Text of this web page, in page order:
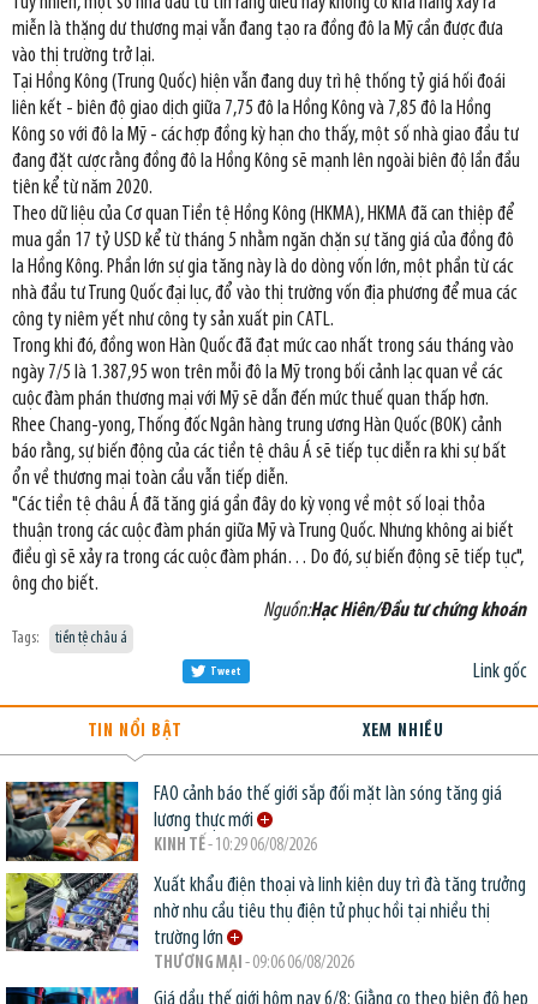
miễn là thặng dư thương mại vẫn đang tạo ra đồng đô la Mỹ cần được đưa
vào thị trường trở lại.
Tại Hồng Kông (Trung Quốc) hiện vẫn đang duy trì hệ thống tỷ giá hối đoái
liên kết - biên độ giao dịch giữa 7,75 đô la Hồng Kông và 7,85 đô la Hồng
Kông so với đô la Mỹ - các hợp đồng kỳ hạn cho thấy, một số nhà giao đầu tư
đang đặt cược rằng đồng đô la Hồng Kông sẽ mạnh lên ngoài biên độ lần đầu
tiên kể từ năm 2020.
Theo dữ liệu của Cơ quan Tiền tệ Hồng Kông (HKMA), HKMA đã can thiệp để
mua gần 17 tỷ USD kể từ tháng 5 nhằm ngăn chặn sự tăng giá của đồng đô
la Hồng Kông. Phần lớn sự gia tăng này là do dòng vốn lớn, một phần từ các
nhà đầu tư Trung Quốc đại lục, đổ vào thị trường vốn địa phương để mua các
công ty niêm yết như công ty sản xuất pin CATL.
Trong khi đó, đồng won Hàn Quốc đã đạt mức cao nhất trong sáu tháng vào
ngày 7/5 là 1.387,95 won trên mỗi đô la Mỹ trong bối cảnh lạc quan về các
cuộc đàm phán thương mại với Mỹ sẽ dẫn đến mức thuế quan thấp hơn.
Rhee Chang-yong, Thống đốc Ngân hàng trung ương Hàn Quốc (BOK) cảnh
báo rằng, sự biến động của các tiền tệ châu Á sẽ tiếp tục diễn ra khi sự bất
ổn về thương mại toàn cầu vẫn tiếp diễn.
"Các tiền tệ châu Á đã tăng giá gần đây do kỳ vọng về một số loại thỏa
thuận trong các cuộc đàm phán giữa Mỹ và Trung Quốc. Nhưng không ai biết
điều gì sẽ xảy ra trong các cuộc đàm phán… Do đó, sự biến động sẽ tiếp tục",
ông cho biết.
Nguồn:Hạc Hiên/Đầu tư chứng khoán
Tags: tiền tệ châu á
Link gốc
Tweet
TIN NỔI BẬT XEM NHIỀU
FAO cảnh báo thế giới sắp đối mặt làn sóng tăng giá
lương thực mới
KINH TẾ- 10:29 06/08/2026
Xuất khẩu điện thoại và linh kiện duy trì đà tăng trưởng
nhờ nhu cầu tiêu thụ điện tử phục hồi tại nhiều thị
trường lớn
THƯƠNG MẠI - 09:06 06/08/2026
Giá dầu thế giới hôm nay 6/8: Giằng co theo biên độ hẹp